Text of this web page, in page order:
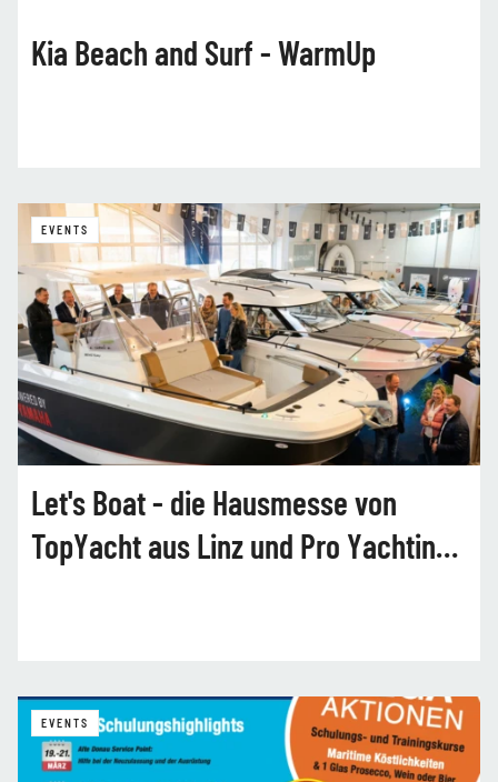
Kia Beach and Surf - WarmUp
EVENTS
Let's Boat - die Hausmesse von
TopYacht aus Linz und Pro Yachting
EVENTS